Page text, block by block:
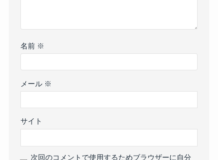
名前 ※
メール ※
サイト
次回のコメントで使用するためブラウザーに自分